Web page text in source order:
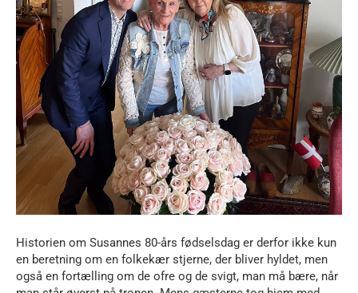
Historien om Susannes 80-års fødselsdag er derfor ikke kun
en beretning om en folkekær stjerne, der bliver hyldet, men
også en fortælling om de ofre og de svigt, man må bære, når